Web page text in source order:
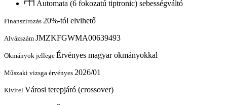
Automata (6 fokozatú tiptronic) sebességváltó
Finanszírozás 20%-tól elvihető
Alvázszám JMZKFGWMA00639493
Okmányok jellege Érvényes magyar okmányokkal
Műszaki vizsga érvényes 2026/01
Kivitel Városi terepjáró (crossover)